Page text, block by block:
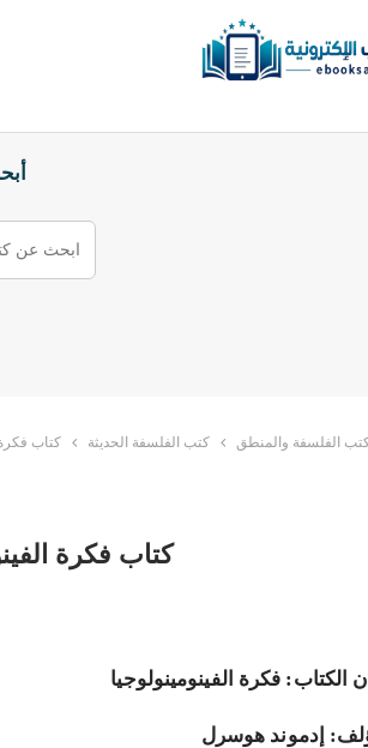
الفلسفة والمنطق كتب الفلسفة الحديثة كتاب فكرة
كتاب فكرة
الكتاب: فكرة الفينومينولوجيا
إدموند هوسرل